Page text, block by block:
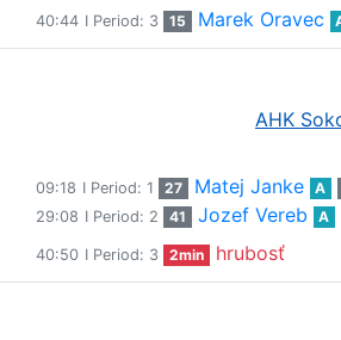
40:44 I Period: 3 15 Marek Oravec
AHK
09:18 I Period: 1 27 Matej Janke A
29:08 I Period: 2 41 Jozef Vereb A
40:50 I Period: 3 2min hrubosť